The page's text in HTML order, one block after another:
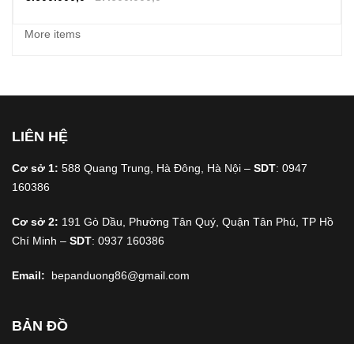
More items
LIÊN HỆ
Cơ sở 1: 588 Quang Trung, Hà Đông, Hà Nội – SDT: 0947
160386
Cơ sở 2: 191 Gò Dầu, Phường Tân Quý, Quận Tân Phú, TP Hồ
Chí Minh – SDT: 0937 160386
Email: bepanduong86@gmail.com
BẢN ĐỒ